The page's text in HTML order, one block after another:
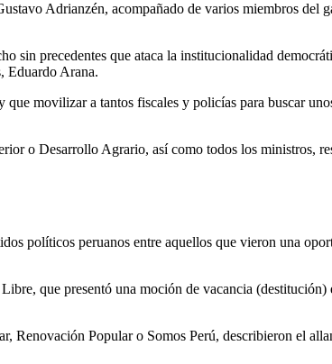
Adrianzén, acompañado de varios miembros del
sin precedentes que ataca la institucionalidad
Eduardo Arana.
movilizar a tantos fiscales y policías para buscar
o Desarrollo Agrario, así como todos los ministros,
políticos peruanos entre aquellos que vieron una
que presentó una moción de vacancia
Renovación Popular o Somos Perú, describieron el